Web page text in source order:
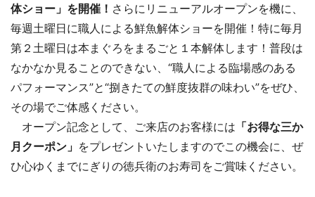
体ショー」を開催！ さらにリニューアルオープンを機に、
毎週土曜日に職人による鮮魚解体ショーを開催！特に毎月
第２土曜日は本まぐろをまるごと１本解体します！普段は
なかなか見ることのできない、“職人による臨場感のある
パフォーマンス”と“捌きたての鮮度抜群の味わい”をぜひ、
その場でご体感ください。
オープン記念として、ご来店のお客様には 「お得な三か
月クーポン」 をプレゼントいたしますのでこの機会に、ぜ
ひ心ゆくまでにぎりの徳兵衛のお寿司をご賞味ください。